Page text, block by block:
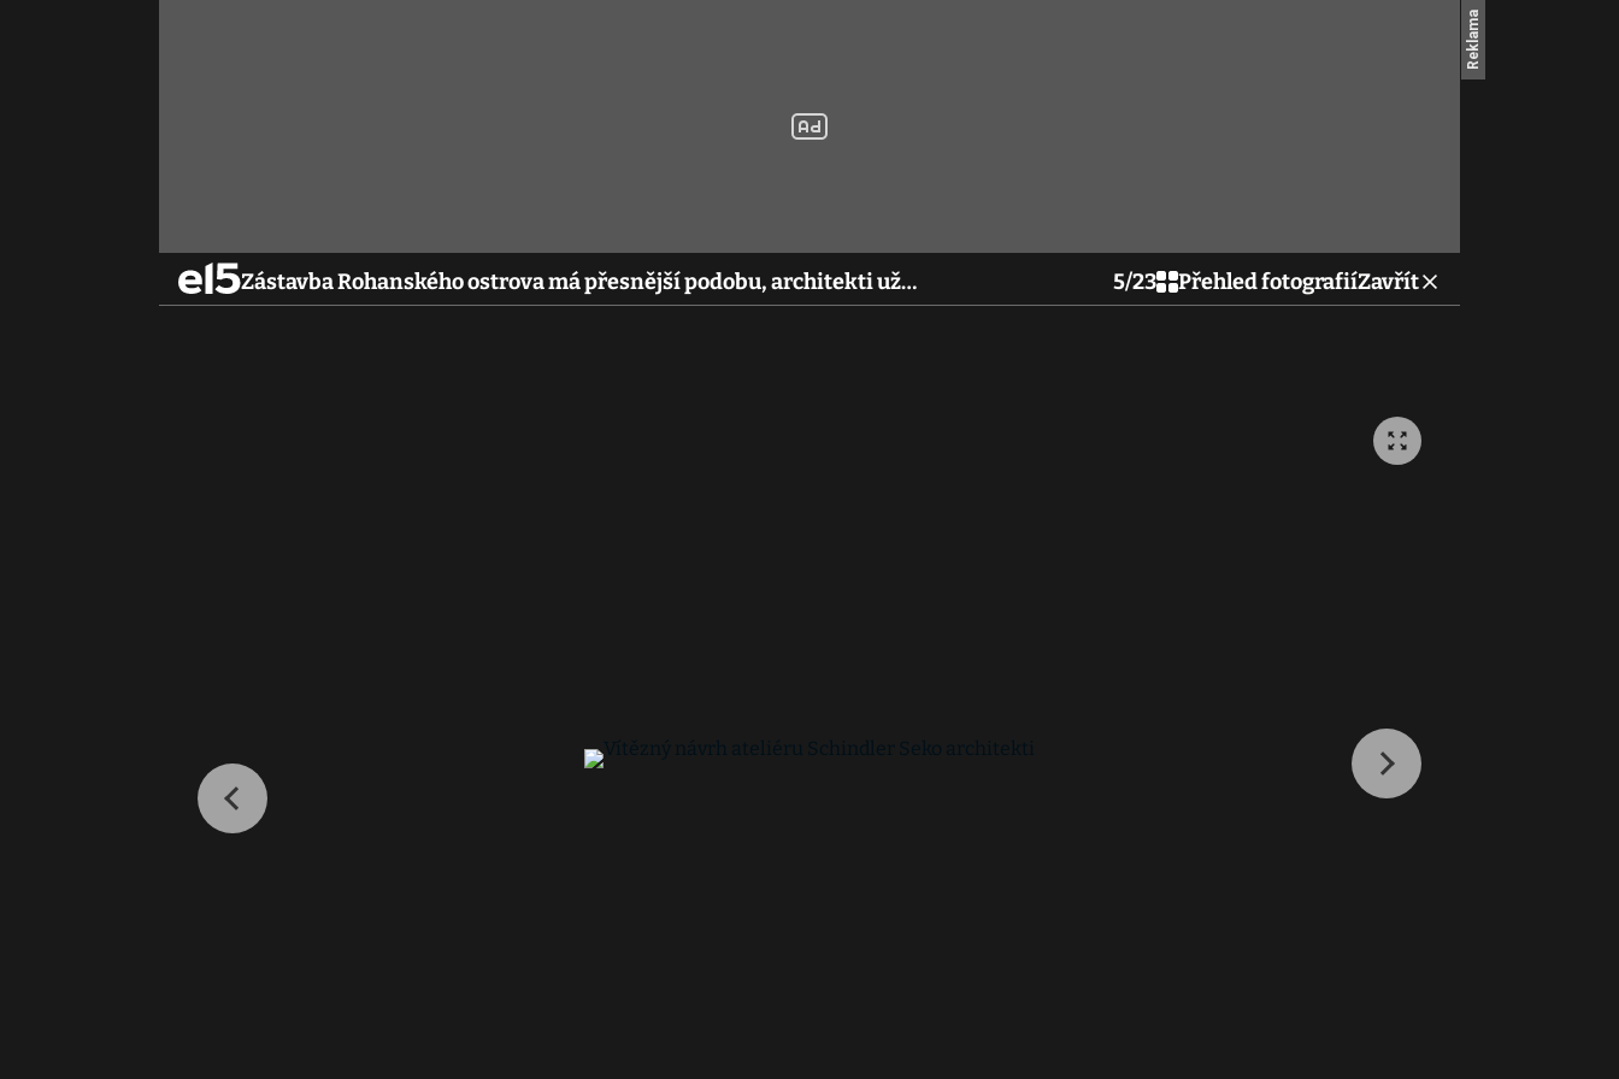
Zástavba Rohanského ostrova má přesnější podobu, architekti už… 5/23 Přehled fotografiíZavřít